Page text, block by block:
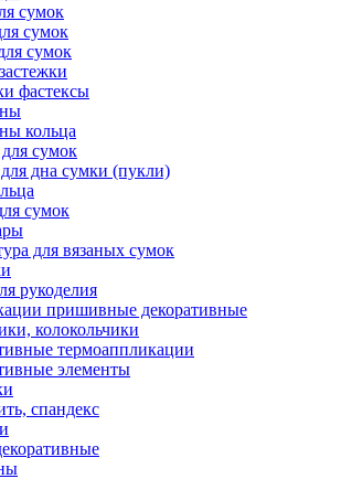
сумок
сумок
сумок
фастексы
кольца
сумок
дна сумки (пукли)
сумок
для вязаных сумок
рукоделия
пришивные декоративные
колокольчики
термоаппликации
элементы
спандекс